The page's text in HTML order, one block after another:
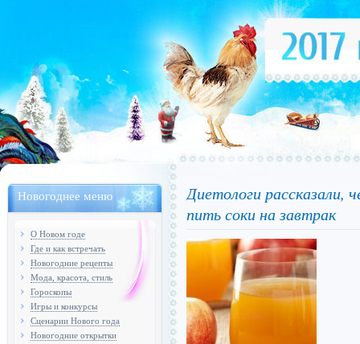
Диетологи рассказали,
пить соки на завтрак
Новогоднее меню
О Новом годе
Где и как встречать
Новогодние рецепты
Мода, красота, стиль
Гороскопы
Игры и конкурсы
Сценарии Нового года
Новогодние открытки